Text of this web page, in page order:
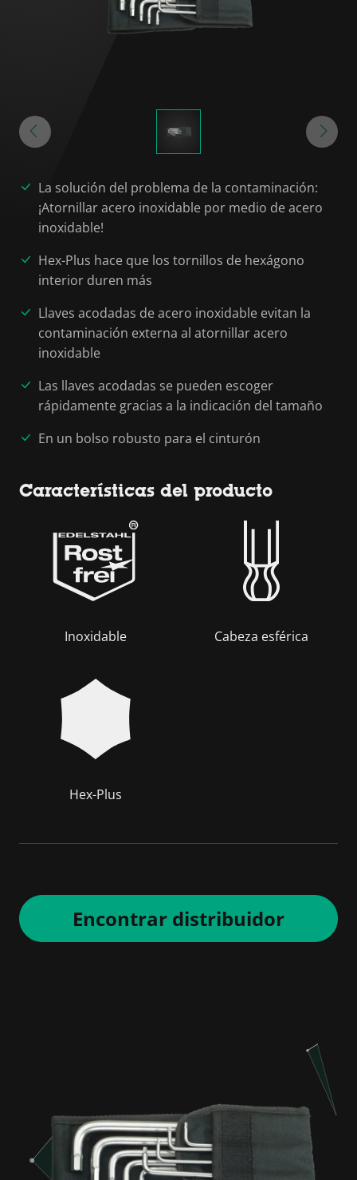
La solución del problema de la contaminación:
¡Atornillar acero inoxidable por medio de acero
inoxidable!
Hex-Plus hace que los tornillos de hexágono
interior duren más
Llaves acodadas de acero inoxidable evitan la
contaminación externa al atornillar acero
inoxidable
Las llaves acodadas se pueden escoger
rápidamente gracias a la indicación del tamaño
En un bolso robusto para el cinturón
Características del producto
Inoxidable Cabeza esférica
Hex-Plus
Encontrar distribuidor